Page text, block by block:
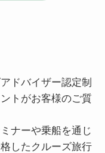
ドバイザー認定制
トがお客様のご質
ナーや乗船を通じ
したクルーズ旅行